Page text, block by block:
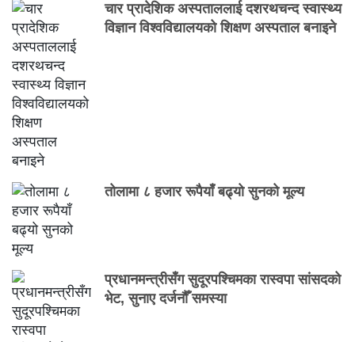
चार प्रादेशिक अस्पताललाई दशरथचन्द स्वास्थ्य
विज्ञान विश्वविद्यालयको शिक्षण अस्पताल बनाइने
तोलामा ८ हजार रूपैयाँ बढ्यो सुनको मूल्य
प्रधानमन्त्रीसँग सुदूरपश्चिमका रास्वपा सांसदको
भेट, सुनाए दर्जनौँ समस्या